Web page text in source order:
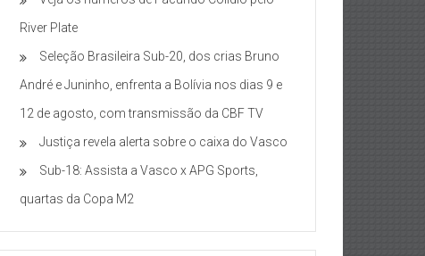
River Plate
Seleção Brasileira Sub-20, dos crias Bruno
André e Juninho, enfrenta a Bolívia nos dias 9 e
12 de agosto, com transmissão da CBF TV
Justiça revela alerta sobre o caixa do Vasco
Sub-18: Assista a Vasco x APG Sports,
quartas da Copa M2